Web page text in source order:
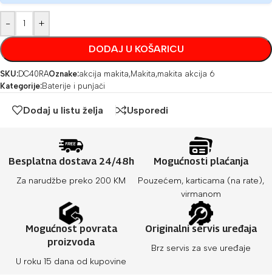
- +
DODAJ U KOŠARICU
SKU:DC40RAOznake:akcija makita,Makita,makita akcija 6
Kategorije:Baterije i punjači
Dodaj u listu želja Usporedi
Besplatna dostava 24/48h
Za narudžbe preko 200 KM
Mogućnosti plaćanja
Pouzećem, karticama (na rate),
virmanom
Mogućnost povrata
proizvoda
U roku 15 dana od kupovine
Originalni servis uređaja
Brz servis za sve uređaje